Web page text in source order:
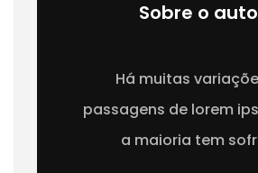
Sobre o
Há muitas
passagens de lorem
a maioria tem